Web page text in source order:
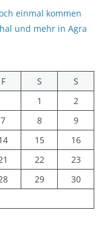
einmal kommen
und mehr in Agra
F S
S
1
2
7 8
9
15
16
22
23
29
30